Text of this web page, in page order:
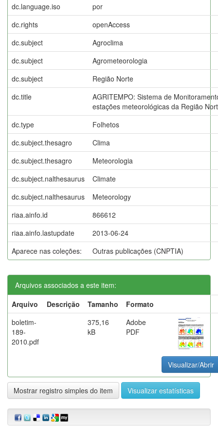
dc.language.iso
por
dc.rights
openAccess
dc.subject
Agroclima
dc.subject
Agrometeorologia
dc.subject
Região Norte
dc.title
AGRITEMPO: Sistema de
estações meteorológicas da Região
dc.type
Folhetos
dc.subject.thesagro
Clima
dc.subject.thesagro
Meteorologia
dc.subject.nalthesaurus
Climate
dc.subject.nalthesaurus
Meteorology
riaa.ainfo.id
866612
riaa.ainfo.lastupdate
2013-06-24
Aparece nas coleções:
Outras publicações (CNPTIA)
Arquivos associados a este item:
Arquivo
Descrição Tamanho
Formato
boletim-
189-
2010.pdf
375,16
kB
Adobe
PDF
Visualizar/Abrir
Mostrar registro simples do item Visualizar estatísticas